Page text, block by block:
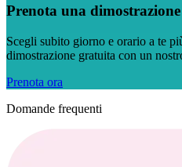
Prenota una dimostrazione
Scegli subito giorno e orario a te
dimostrazione gratuita con un
Prenota ora
Domande frequenti